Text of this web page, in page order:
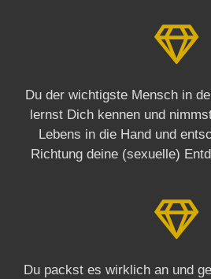
Du der wichtigste Mensch in
lernst Dich kennen und
Lebens in die Hand und
Richtung deine (sexuelle)
Du packst es wirklich an und